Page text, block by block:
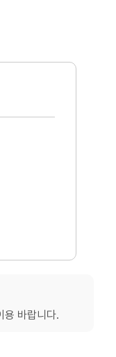
용 바랍니다.